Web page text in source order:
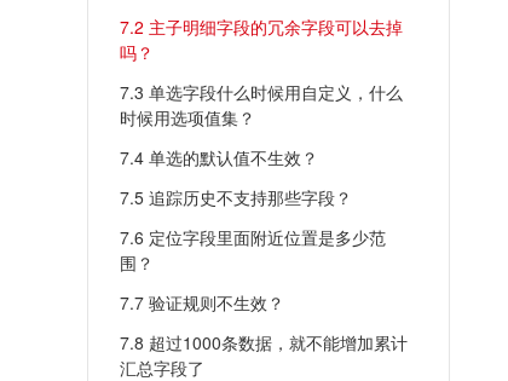
7.2 主子明细字段的冗余字段可以去掉
吗？
7.3 单选字段什么时候用自定义，什么
时候用选项值集？
7.4 单选的默认值不生效？
7.5 追踪历史不支持那些字段？
7.6 定位字段里面附近位置是多少范
围？
7.7 验证规则不生效？
7.8 超过1000条数据，就不能增加累计
汇总字段了
红圈工程管理系统